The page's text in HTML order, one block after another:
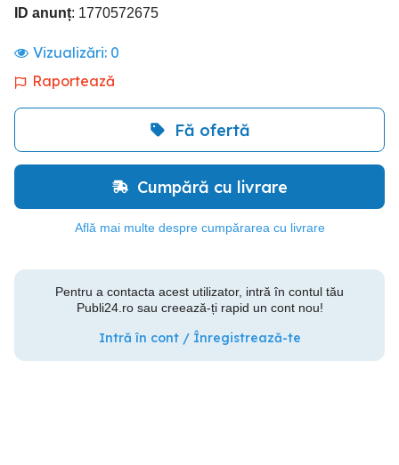
ID anunț: 1770572675
Vizualizări: 0
Raportează
Fă ofertă
Cumpără cu livrare
Află mai multe despre cumpărarea cu livrare
Pentru a contacta acest utilizator, intră în contul tău
Publi24.ro sau creează-ți rapid un cont nou!
Intră în cont / Înregistrează-te